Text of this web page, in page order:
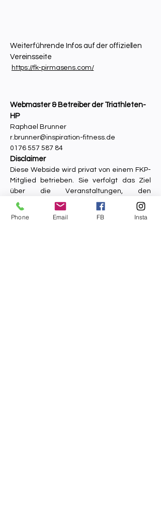
Weiterführende Infos auf der offiziellen
Vereinsseite
https://fk-pirmasens.com/​
Webmaster & Betreiber der Triathleten-
HP
Raphael Brunner
r.brunner@inspiration-fitness.de
0176 557 587 84
Disclaimer
Diese Webside wird privat von einem FKP-
Mitglied betrieben. Sie verfolgt das Ziel
über die Veranstaltungen, den
Trainingsbetrieb und eingehende
Wettkampfergebnisse der Abteilung zu
Phone Email FB Insta